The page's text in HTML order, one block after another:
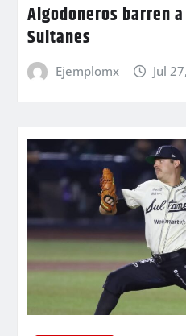
Algodoneros barren
Sultanes
Ejemplomx Jul